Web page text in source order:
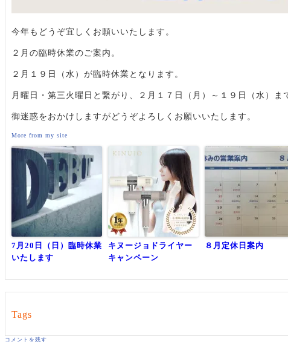
今年もどうぞ宜しくお願いいたします。
２月の臨時休業のご案内。
２月１９日（水）が臨時休業となります。
月曜日・第三火曜日と繋がり、２月１７日（月）～１９日（水）ま
御迷惑をおかけしますがどうぞよろしくお願いいたします。
More from my site
7月20日（日）臨時休業
いたします
キヌージョドライヤー
キャンペーン
８月定休日案内
Tags
コメントを残す